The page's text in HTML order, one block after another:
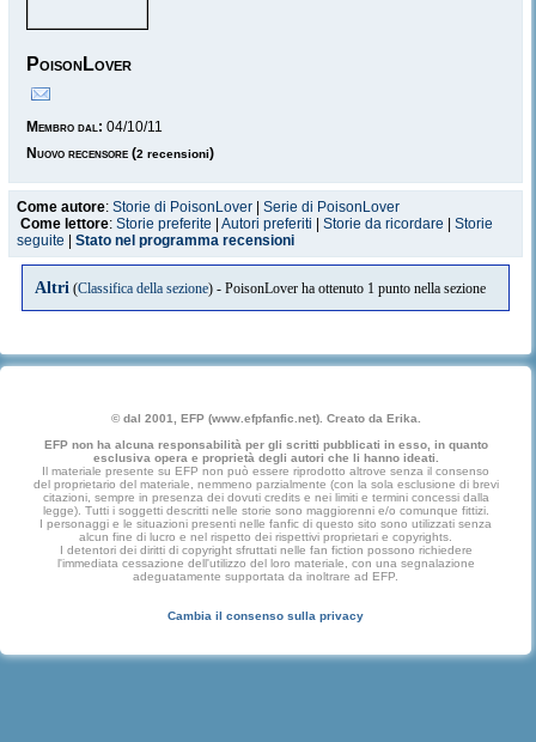
PoisonLover
Membro dal: 04/10/11
Nuovo recensore (2 recensioni)
Come autore: Storie di PoisonLover
Serie di PoisonLover
Come lettore: Storie preferite Autori preferiti Storie da ricordare
Storie
seguite
Stato nel programma recensioni
Altri (Classifica della sezione) - PoisonLover ha ottenuto 1 punto nella sezione
© dal 2001, EFP (www.efpfanfic.net). Creato da Erika.
EFP non ha alcuna responsabilità per gli scritti pubblicati in esso, in quanto
esclusiva opera e proprietà degli autori che li hanno ideati.
Il materiale presente su EFP non può essere riprodotto altrove senza il consenso
del proprietario del materiale, nemmeno parzialmente (con la sola esclusione di brevi
citazioni, sempre in presenza dei dovuti credits e nei limiti e termini concessi dalla
legge). Tutti i soggetti descritti nelle storie sono maggiorenni e/o comunque fittizi.
I personaggi e le situazioni presenti nelle fanfic di questo sito sono utilizzati senza
alcun fine di lucro e nel rispetto dei rispettivi proprietari e copyrights.
I detentori dei diritti di copyright sfruttati nelle fan fiction possono richiedere
l'immediata cessazione dell'utilizzo del loro materiale, con una segnalazione
adeguatamente supportata da inoltrare ad EFP.
Cambia il consenso sulla privacy